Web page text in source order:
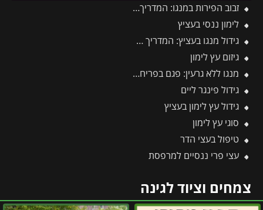
זבוב הפירות במנגו: המדריך המלא להגנה על היבול מפני עקיצות וריקבון
לימון ננסי בעציץ
גידול מנגו בעציץ: המדריך המלא למקסום פרי במרפסת ובגינה
גיזום עץ לימון
מנגו ללא גרעין: פגם בפריחה או יתרון אקזוטי?
גידול פינגר ליים
גידול עץ לימון בעציץ
סוגי עץ לימון
טיפול בעצי הדר
עצי פרי ננסיים למרפסת
צמחים וציוד לגינה